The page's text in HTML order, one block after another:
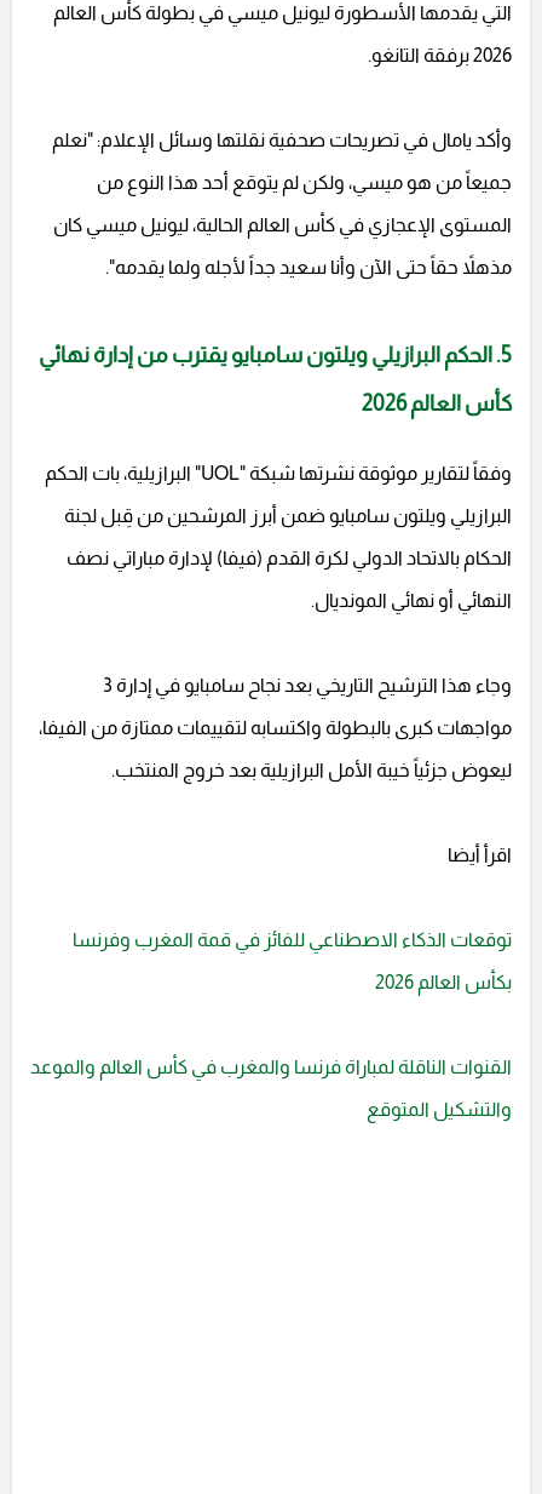
التي يقدمها الأسطورة ليونيل ميسي في بطولة كأس العالم
2026 برفقة التانغو.
وأكد يامال في تصريحات صحفية نقلتها وسائل الإعلام: "نعلم
جميعاً من هو ميسي، ولكن لم يتوقع أحد هذا النوع من
المستوى الإعجازي في كأس العالم الحالية، ليونيل ميسي كان
مذهلاً حقاً حتى الآن وأنا سعيد جداً لأجله ولما يقدمه".
5. الحكم البرازيلي ويلتون سامبايو يقترب من إدارة نهائي
كأس العالم 2026
وفقاً لتقارير موثوقة نشرتها شبكة "UOL" البرازيلية، بات الحكم
البرازيلي ويلتون سامبايو ضمن أبرز المرشحين من قِبل لجنة
الحكام بالاتحاد الدولي لكرة القدم (فيفا) لإدارة مباراتي نصف
النهائي أو نهائي المونديال.
وجاء هذا الترشيح التاريخي بعد نجاح سامبايو في إدارة 3
مواجهات كبرى بالبطولة واكتسابه لتقييمات ممتازة من الفيفا،
ليعوض جزئياً خيبة الأمل البرازيلية بعد خروج المنتخب.
اقرأ أيضا
توقعات الذكاء الاصطناعي للفائز في قمة المغرب وفرنسا
بكأس العالم 2026
القنوات الناقلة لمباراة فرنسا والمغرب في كأس العالم والموعد
والتشكيل المتوقع